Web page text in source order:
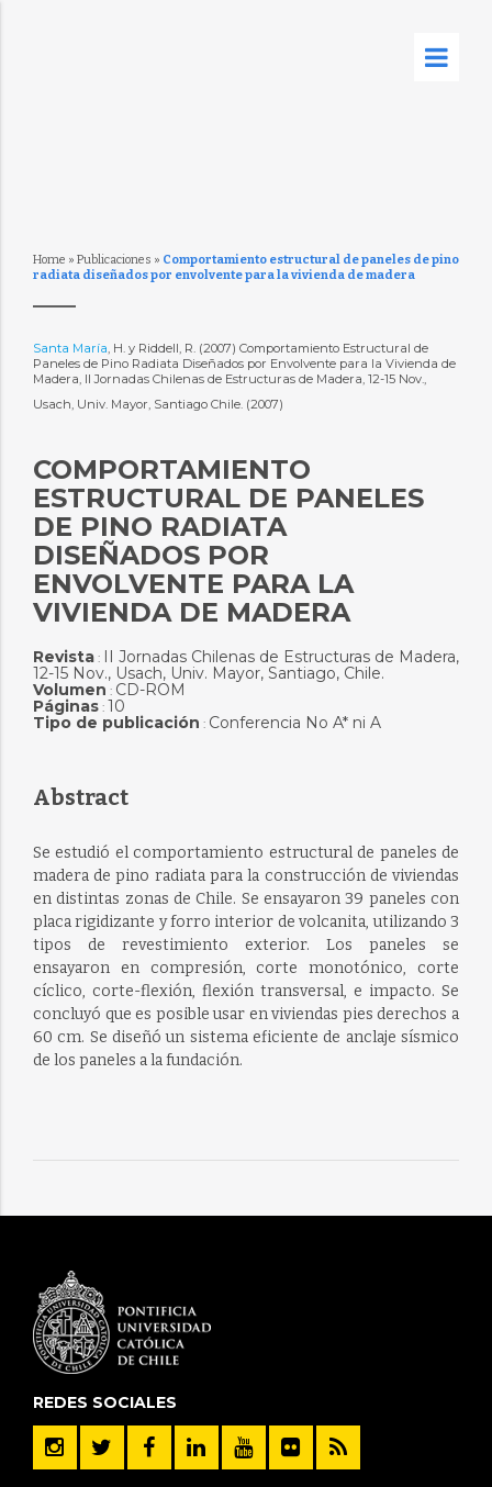
Home » Publicaciones » Comportamiento estructural de paneles de pino
radiata diseñados por envolvente para la vivienda de madera
Santa María, H. y Riddell, R. (2007) Comportamiento Estructural de
Paneles de Pino Radiata Diseñados por Envolvente para la Vivienda de
Madera, II Jornadas Chilenas de Estructuras de Madera, 12-15 Nov.,
Usach, Univ. Mayor, Santiago Chile. (2007)
COMPORTAMIENTO
ESTRUCTURAL DE PANELES
DE PINO RADIATA
DISEÑADOS POR
ENVOLVENTE PARA LA
VIVIENDA DE MADERA
Revista: II Jornadas Chilenas de Estructuras de Madera,
12-15 Nov., Usach, Univ. Mayor, Santiago, Chile.
Volumen : CD-ROM
Páginas: 10
Tipo de publicación : Conferencia No A* ni A
Abstract
Se estudió el comportamiento estructural de paneles de
madera de pino radiata para la construcción de viviendas
en distintas zonas de Chile. Se ensayaron 39 paneles con
placa rigidizante y forro interior de volcanita, utilizando 3
tipos de revestimiento exterior. Los paneles se
ensayaron en compresión, corte monotónico, corte
cíclico, corte-flexión, flexión transversal, e impacto. Se
concluyó que es posible usar en viviendas pies derechos a
60 cm. Se diseñó un sistema eficiente de anclaje sísmico
de los paneles a la fundación.
REDES SOCIALES